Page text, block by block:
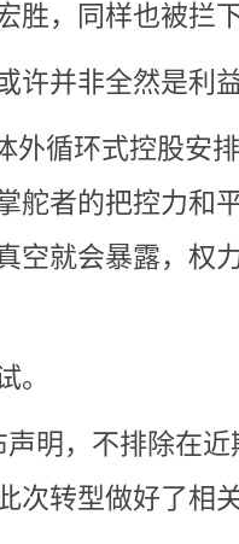
胜，同样也被拦
许并非全然是利
外循环式控股安
者的把控力和
空就会暴露，权
。
明，不排除在近
次转型做好了相